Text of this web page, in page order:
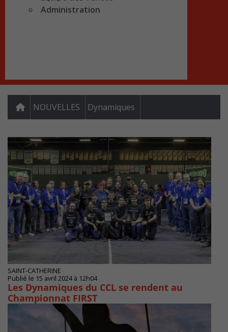
Administration
NOUVELLES Dynamiques
SAINT-CATHERINE
Publié le 15 avril 2024 à 12h04
Les Dynamiques du CCL se rendent au
Championnat FIRST